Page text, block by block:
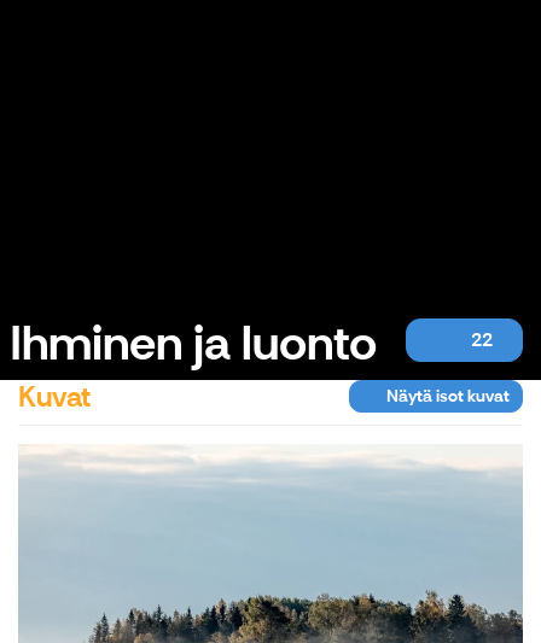
Ihminen ja luonto 22
Kuvat Näytä isot kuvat